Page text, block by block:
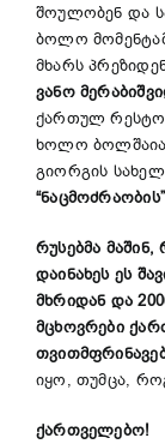
შოულობენ და
ბოლო
მხარს
ვანო
ქართულ
ხოლო ბოლშაია
გიორგის
რუსებმა
დაინახეს ეს
მხრიდან და
მცხოვრები
იყო, თუმცა,
ქართველებო!